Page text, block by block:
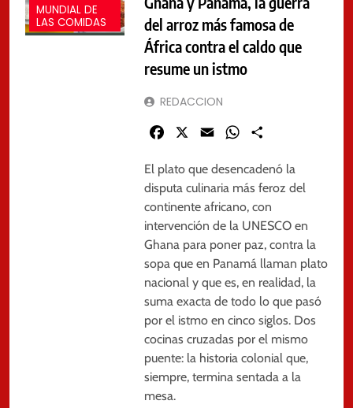
MUNDIAL DE
LAS COMIDAS
del arroz más famosa de
África contra el caldo que
resume un istmo
REDACCION
Facebook Email WhatsApp
El plato que desencadenó la
disputa culinaria más feroz del
continente africano, con
intervención de la UNESCO en
Ghana para poner paz, contra la
sopa que en Panamá llaman plato
nacional y que es, en realidad, la
suma exacta de todo lo que pasó
por el istmo en cinco siglos. Dos
cocinas cruzadas por el mismo
puente: la historia colonial que,
siempre, termina sentada a la
mesa.